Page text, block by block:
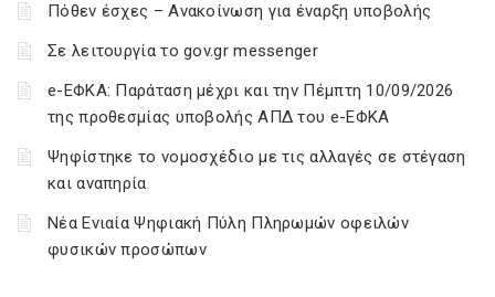
Πόθεν έσχες – Ανακοίνωση για έναρξη υποβολής
Σε λειτουργία το gov.gr messenger
e-ΕΦΚΑ: Παράταση μέχρι και την Πέμπτη 10/09/2026
της προθεσμίας υποβολής ΑΠΔ του e-ΕΦΚΑ
Ψηφίστηκε το νομοσχέδιο με τις αλλαγές σε στέγαση
και αναπηρία
Νέα Ενιαία Ψηφιακή Πύλη Πληρωμών οφειλών
φυσικών προσώπων